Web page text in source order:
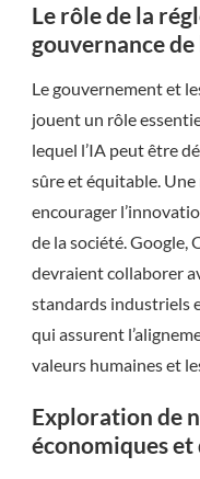
Le rôle de la
gouvernance de
Le gouvernement et
jouent un rôle
lequel l’IA peut être
sûre et équitable.
encourager
de la société. Google,
devraient collaborer
standards industriels
qui assurent
valeurs humaines et
Exploration de
économiques